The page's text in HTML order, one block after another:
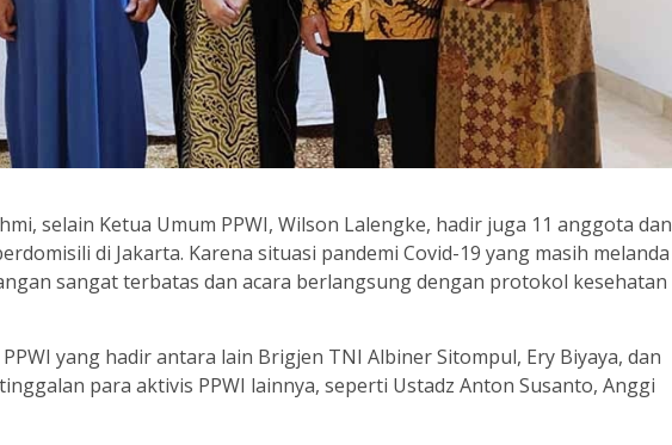
selain Ketua Umum PPWI, Wilson Lalengke, hadir juga 11 anggota dan
di Jakarta. Karena situasi pandemi Covid-19 yang masih melanda
sangat terbatas dan acara berlangsung dengan protokol kesehatan
yang hadir antara lain Brigjen TNI Albiner Sitompul, Ery Biyaya, dan
para aktivis PPWI lainnya, seperti Ustadz Anton Susanto, Anggi